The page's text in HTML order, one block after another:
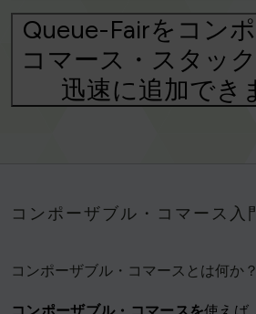
Queue-Fairをコン
コマース・スタッ
迅速に追加でき
コンポーザブル・コマース入
コンポーザブル・コマースとは何か？